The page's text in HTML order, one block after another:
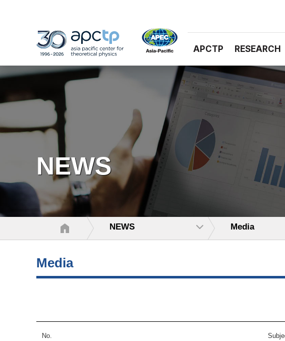
APCTP RESEARCH
NEWS
NEWS Media
Media
No.